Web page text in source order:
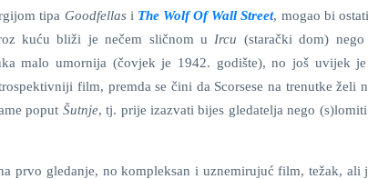
tipa Goodfellasi The Wolf Of Wall Street, mogao bi
kuću bliži je nečem sličnom u Ircu (starački dom) nego
malo umornija (čovjek je 1942. godište), no još uvijek
film, premda se čini da Scorsese na trenutke želi
poput Šutnje, tj. prije izazvati bijes gledatelja nego
prvo gledanje, no kompleksan i uznemirujuć film, težak, ali